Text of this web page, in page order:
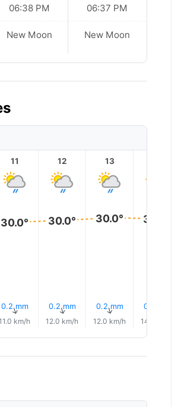
06:38 PM
New Moon
06:37 PM
New Moon
11
30.0°
0.2 mm
↑
km/h
12
30.0°
0.2 mm
↑
12.0 km/h
13
30.0°
0.2 mm
↑
12.0 km/h
30.0°
0.2 mm
14.0 km/h